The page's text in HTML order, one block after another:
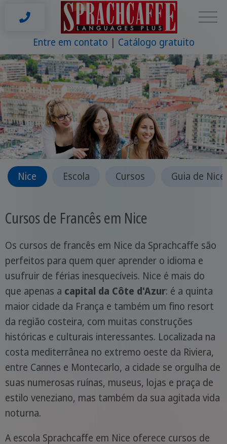
Entre em contato Catálogo gratuito
Nice Escola Cursos Guia de Nice
Cursos de Francês em Nice
Os cursos de francês em Nice da Sprachcaffe são
perfeitos para quem quer aprender o idioma e
usufruir de férias inesquecíveis. Nice é mais do
que apenas a capital da Côte d'Azur: é a quinta
maior cidade da França e também um fino resort
da região costeira, com muitas construções
históricas e culturais interessantes. Localizada na
costa mediterrânea no extremo oeste da Riviera,
entre Cannes e Montecarlo, a cidade se orgulha de
suas numerosas ruínas, museus, lojas e praça de
estilo veneziano, mas também da sua agitada vida
noturna.
A escola Sprachcaffe em Nice oferece cursos de